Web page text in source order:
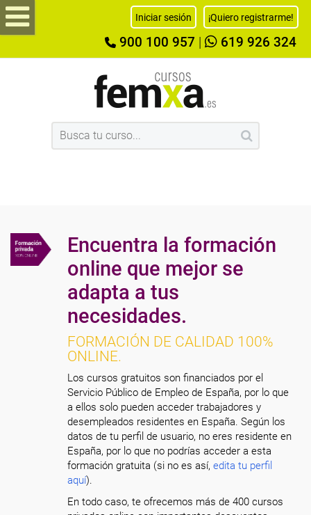
Iniciar sesión ¡Quiero registrarme!
900 100 957 619 926 324
Encuentra la formación
online que mejor se
adapta a tus
necesidades.
FORMACIÓN DE CALIDAD 100%
ONLINE.
Los cursos gratuitos son financiados por el
Servicio Público de Empleo de España, por lo que
a ellos solo pueden acceder trabajadores y
desempleados residentes en España. Según los
datos de tu perfil de usuario, no eres residente en
España, por lo que no podrías acceder a esta
formación gratuita (si no es así,edita tu perfil
aquí).
En todo caso, te ofrecemos más de 400 cursos